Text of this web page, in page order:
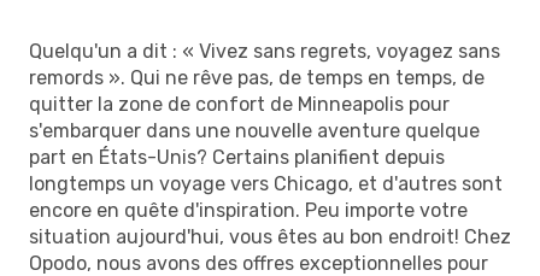
Quelqu'un a dit : « Vivez sans regrets, voyagez sans
remords ». Qui ne rêve pas, de temps en temps, de
quitter la zone de confort de Minneapolis pour
s'embarquer dans une nouvelle aventure quelque
part en États-Unis? Certains planifient depuis
longtemps un voyage vers Chicago, et d'autres sont
encore en quête d'inspiration. Peu importe votre
situation aujourd'hui, vous êtes au bon endroit! Chez
Opodo, nous avons des offres exceptionnelles pour